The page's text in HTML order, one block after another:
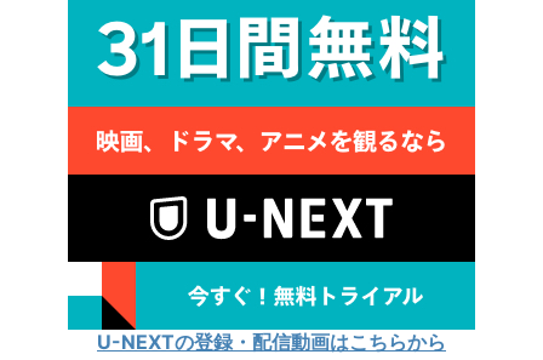
U-NEXTの登録・配信動画はこちらから